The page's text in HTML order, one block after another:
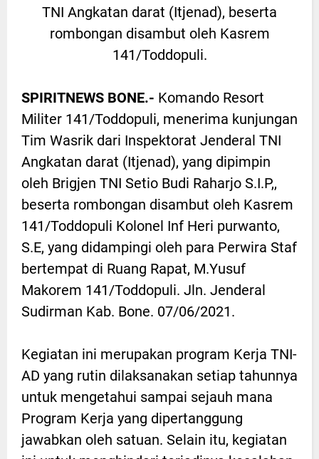
TNI Angkatan darat (Itjenad), beserta
rombongan disambut oleh Kasrem
141/Toddopuli.
SPIRITNEWS BONE.- Komando Resort
Militer 141/Toddopuli, menerima kunjungan
Tim Wasrik dari Inspektorat Jenderal TNI
Angkatan darat (Itjenad), yang dipimpin
oleh Brigjen TNI Setio Budi Raharjo S.I.P,,
beserta rombongan disambut oleh Kasrem
141/Toddopuli Kolonel Inf Heri purwanto,
S.E, yang didampingi oleh para Perwira Staf
bertempat di Ruang Rapat, M.Yusuf
Makorem 141/Toddopuli. Jln. Jenderal
Sudirman Kab. Bone. 07/06/2021.
Kegiatan ini merupakan program Kerja TNI-
AD yang rutin dilaksanakan setiap tahunnya
untuk mengetahui sampai sejauh mana
Program Kerja yang dipertanggung
jawabkan oleh satuan. Selain itu, kegiatan